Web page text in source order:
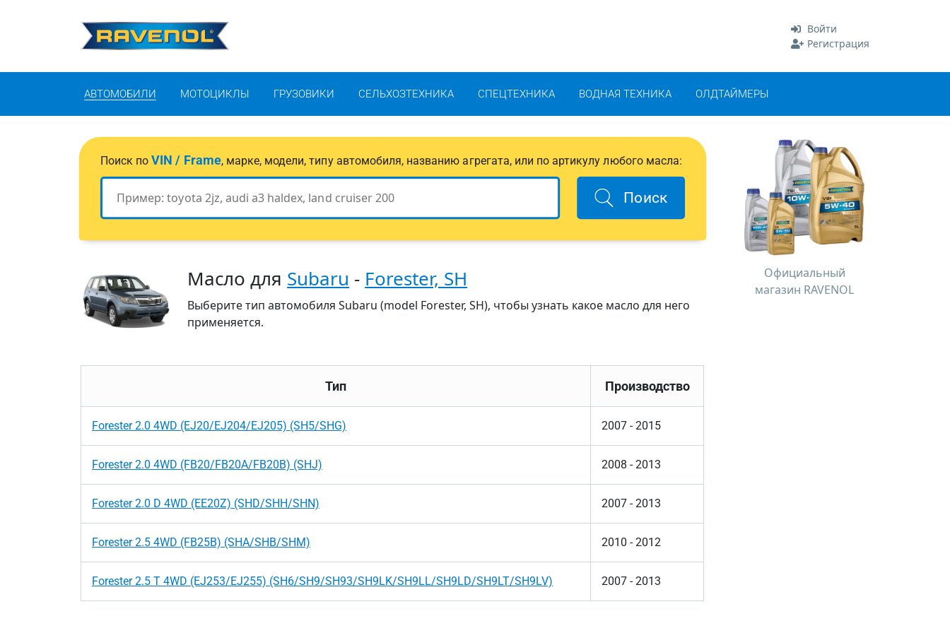
Войти
Регистрация
АВТОМОБИЛИ МОТОЦИКЛЫ ГРУЗОВИКИ СЕЛЬХОЗТЕХНИКА СПЕЦТЕХНИКА ВОДНАЯ ТЕХНИКА ОЛДТАЙМЕРЫ
Поиск поVIN / Frame, марке, модели, типу автомобиля, названию агрегата, или по артикулу любого масла:
Поиск
Масло для Subaru - Forester, SH
Выберите тип автомобиля Subaru (model Forester, SH), чтобы узнать какое масло для него
применяется.
Тип Производство
Forester 2.0 4WD (EJ20/EJ204/EJ205) (SH5/SHG) 2007 - 2015
Forester 2.0 4WD (FB20/FB20A/FB20B) (SHJ) 2008 - 2013
Forester 2.0 D 4WD (EE20Z) (SHD/SHH/SHN) 2007 - 2013
Forester 2.5 4WD (FB25B) (SHA/SHB/SHM) 2010 - 2012
Forester 2.5 T 4WD (EJ253/EJ255) (SH6/SH9/SH93/SH9LK/SH9LL/SH9LD/SH9LT/SH9LV) 2007 - 2013
Официальный
магазин RAVENOL